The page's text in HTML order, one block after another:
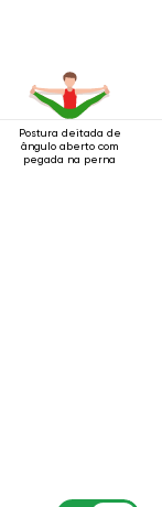
Postura deitada de
ângulo aberto com
pegada na perna